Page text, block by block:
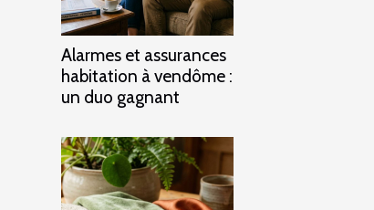
Alarmes et assurances
habitation à vendôme :
un duo gagnant